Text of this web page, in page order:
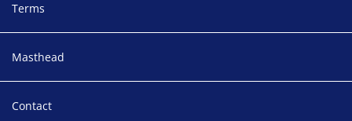
Terms
Masthead
Contact